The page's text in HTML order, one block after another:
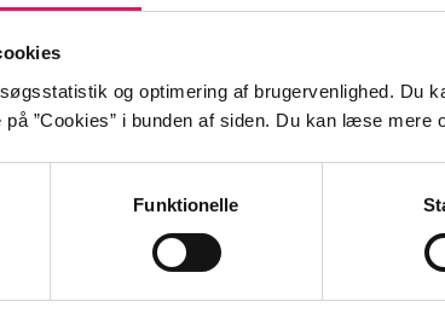
og optimering af brugervenlighed. Du
”Cookies” i bunden af siden. Du kan læse mere
Funktionelle
strygekvartet